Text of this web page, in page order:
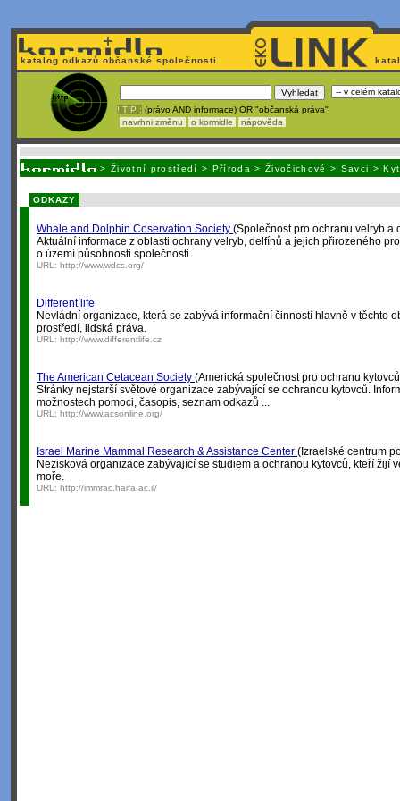
katalog odkazů občanské společnosti
! TIP : (právo AND informace) OR "občanská práva"
navrhni změnu
o kormidle nápověda
> Životní prostředí > Příroda >Živočichové > Savci >
ODKAZY
Whale and Dolphin Coservation Society (Společnost pro ochranu velryb a
Aktuální informace z oblasti ochrany velryb, delfínů a jejich přirozeného
o území působnosti společnosti.
URL: http://www.wdcs.org/
Different life
Nevládní organizace, která se zabývá informační činností hlavně v těchto
prostředí, lidská práva.
URL: http://www.differentlife.cz
The American Cetacean Society (Americká společnost pro ochranu
Stránky nejstarší světové organizace zabývající se ochranou kytovců.
možnostech pomoci, časopis, seznam odkazů ...
URL: http://www.acsonline.org/
Israel Marine Mammal Research & Assistance Center (Izraelské centrum
Nezisková organizace zabývající se studiem a ochranou kytovců, kteří žijí
moře.
URL: http://immrac.haifa.ac.il/